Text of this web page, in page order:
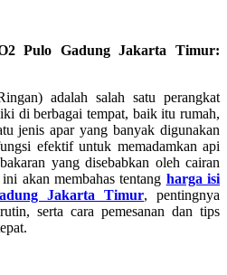
Pulo Gadung Jakarta Timur:
adalah salah satu perangkat
di berbagai tempat, baik itu rumah,
jenis apar yang banyak digunakan
efektif untuk memadamkan api
yang disebabkan oleh cairan
akan membahas tentang harga isi
Jakarta Timur, pentingnya
serta cara pemesanan dan tips